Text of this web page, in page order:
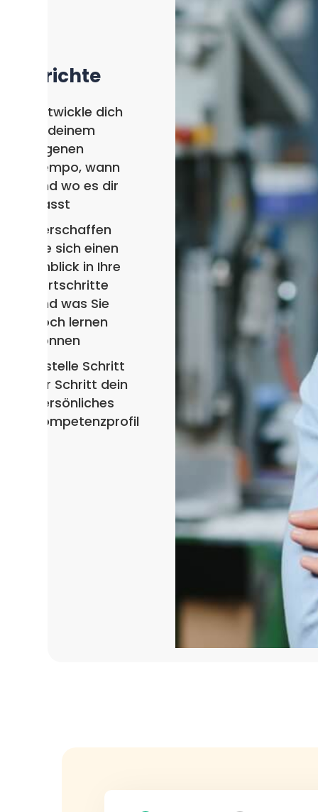
Berichte
Entwickle dich
in deinem
eigenen
Tempo, wann
und wo es dir
passt
Verschaffen
Sie sich einen
Einblick in Ihre
Fortschritte
und was Sie
noch lernen
können
Erstelle Schritt
für Schritt dein
persönliches
Kompetenzprofil